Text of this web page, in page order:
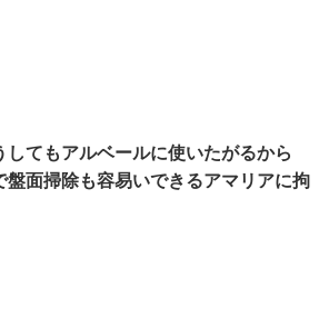
してもアルベールに使いたがるから
盤面掃除も容易いできるアマリアに拘